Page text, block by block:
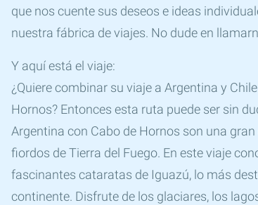
que nos cuente sus deseos e ideas
nuestra fábrica de viajes. No dude en
Y aquí está el viaje:
¿Quiere combinar su viaje a Argentina y
Hornos? Entonces esta ruta puede ser sin
Argentina con Cabo de Hornos son una
fiordos de Tierra del Fuego. En este viaje
fascinantes cataratas de Iguazú, lo más
continente. Disfrute de los glaciares, los